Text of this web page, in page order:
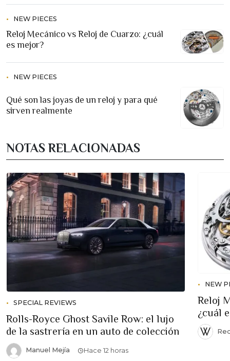
NEW PIECES
Reloj Mecánico vs Reloj de Cuarzo: ¿cuál
es mejor?
NEW PIECES
Qué son las joyas de un reloj y para qué
sirven realmente
NOTAS RELACIONADAS
SPECIAL REVIEWS
Rolls-Royce Ghost Savile Row: el lujo
de la sastrería en un auto de colección
Manuel Mejía Hace 12 horas
NEW
Reloj
¿cuál